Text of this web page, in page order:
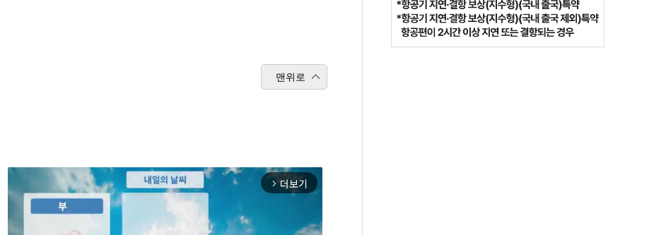
맨위로
arrow_forward_ios 더보기